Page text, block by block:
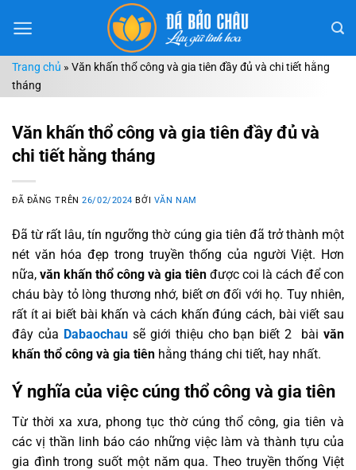
đến
dungTrang chủ » Văn khấn thổ công và gia tiên đầy đủ và chi tiết hằng
tháng
Văn khấn thổ công và gia tiên đầy đủ và
chi tiết hằng tháng
ĐÃ ĐĂNG TRÊN26/02/2024 BỞI VĂN NAM
Đã từ rất lâu, tín ngưỡng thờ cúng gia tiên đã trở thành một
nét văn hóa đẹp trong truyền thống của người Việt. Hơn
nữa, văn khấn thổ công và gia tiên được coi là cách để con
cháu bày tỏ lòng thương nhớ, biết ơn đối với họ. Tuy nhiên,
rất ít ai biết bài khấn và cách khấn đúng cách, bài viết sau
đây của Dabaochau sẽ giới thiệu cho bạn biết 2 bàivăn
khấn thổ công và gia tiên hằng tháng chi tiết, hay nhất.
Ý nghĩa của việc cúng thổ công và gia tiên
Từ thời xa xưa, phong tục thờ cúng thổ công, gia tiên và
các vị thần linh báo cáo những việc làm và thành tựu của
gia đình trong suốt một năm qua. Theo truyền thống Việt